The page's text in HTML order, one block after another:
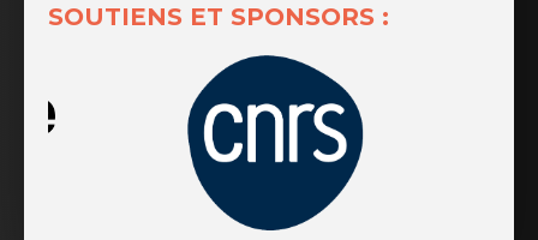
SOUTIENS ET SPONSORS :